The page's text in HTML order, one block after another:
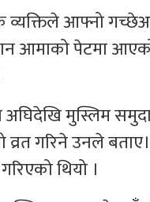
व्यक्तिले आफ्नो
आमाको पेटमा
मुस्लिम
गरिने उनले
थियो ।